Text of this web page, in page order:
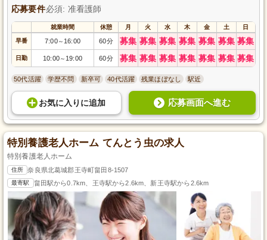
応募要件必須: 准看護師
就業時間 休憩 月 火 水 木 金 土 日
早番 7:00～ 16:00 60分 募集 募集 募集 募集 募集 募集 募集
日勤 10:00～ 19:00 60分 募集 募集 募集 募集 募集 募集 募集
50代活躍 学歴不問 新卒可 40代活躍 残業ほぼなし 駅近
お気に入り に追加 応募画面へ進む
特別養護老人ホーム てんとう虫の求人
特別養護老人ホーム
住所 奈良県北葛城郡王寺町畠田8-1507
最寄駅 畠田駅から0.7km、王寺駅から2.6km、新王寺駅から2.6km